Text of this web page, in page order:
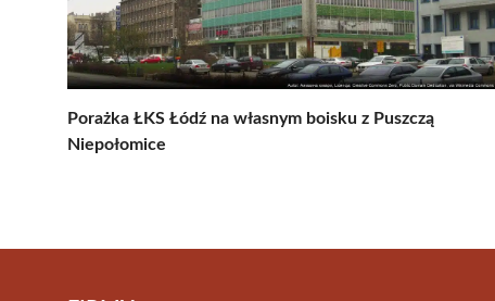
Porażka ŁKS Łódź na własnym boisku z Puszczą
Niepołomice